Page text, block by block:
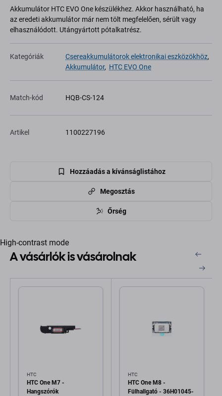
Akkumulátor HTC EVO One készülékhez. Akkor használható, ha
az eredeti akkumulátor már nem tölt megfelelően, sérült vagy
elhasználódott. Utángyártott pótalkatrész.
Kategóriák Csereakkumulátorok elektronikai eszközökhöz,
Akkumulátor, HTC EVO One
Match-kód HQB-CS-124
Artikel 1100227196
Hozzáadás a kívánságlistához
Megosztás
Őrség
High-contrast mode
A vásárlók is vásárolnak
HTC
HTC One M7 -
Hangszórók
HTC
HTC One M8 -
Fülhallgató - 36H01045-